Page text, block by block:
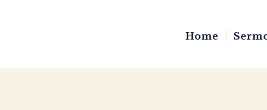
Home